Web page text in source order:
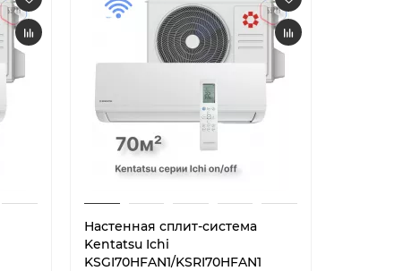
Настенная сплит-система
Kentatsu Ichi
KSGI70HFAN1/KSRI70HFAN1